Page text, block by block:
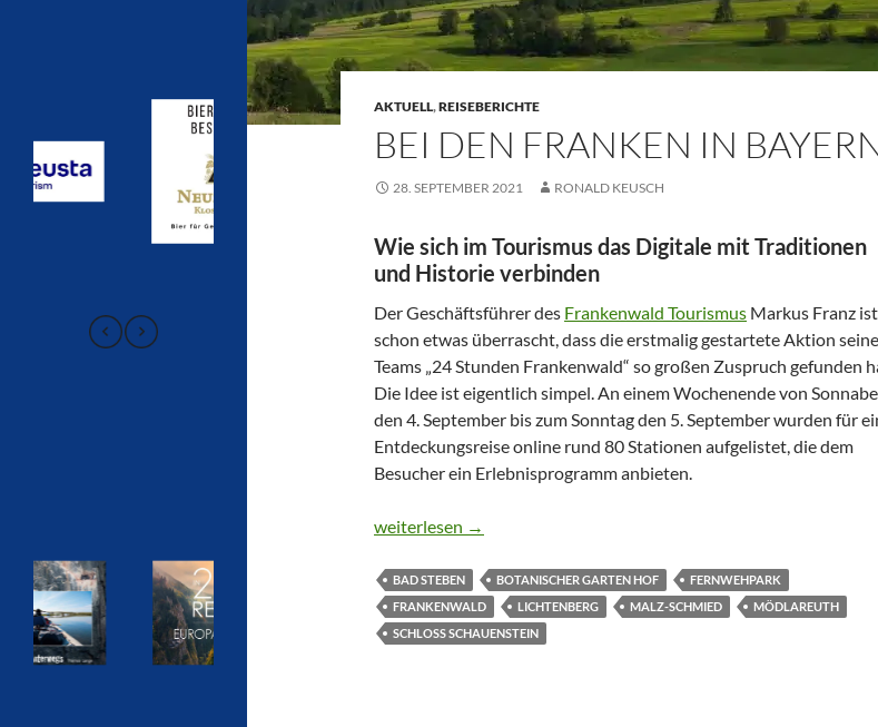
AKTUELL,REISEBERICHTE
BEI DEN FRANKEN IN
28. SEPTEMBER 2021 RONALD KEUSCH
Wie sich im Tourismus das Digitale mit Traditionen
und Historie verbinden
Der Geschäftsführer des Frankenwald Tourismus Markus Franz ist
schon etwas überrascht, dass die erstmalig gestartete Aktion
Teams „24 Stunden Frankenwald“ so großen Zuspruch gefunden
Die Idee ist eigentlich simpel. An einem Wochenende von
den 4. September bis zum Sonntag den 5. September wurden für
Entdeckungsreise online rund 80 Stationen aufgelistet, die dem
Besucher ein Erlebnisprogramm anbieten.
BEI DEN FRANKEN IN BAYERN
weiterlesen →
BAD STEBEN BOTANISCHER GARTEN HOF
FERNWEHPARK
FRANKENWALD
LICHTENBERG MALZ-SCHMIED
MÖDLAREUTH
SCHLOSS SCHAUENSTEIN